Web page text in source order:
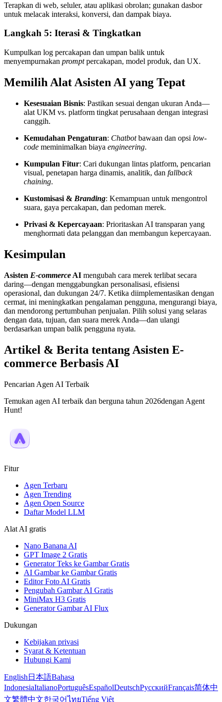
Terapkan di web, seluler, atau aplikasi obrolan; gunakan dasbor
untuk melacak interaksi, konversi, dan dampak biaya.
Langkah 5: Iterasi & Tingkatkan
Kumpulkan log percakapan dan umpan balik untuk
menyempurnakan promptpercakapan, model produk, dan UX.
Memilih Alat Asisten AI yang Tepat
Kesesuaian Bisnis: Pastikan sesuai dengan ukuran Anda—
alat UKM vs. platform tingkat perusahaan dengan integrasi
canggih.
Kemudahan Pengaturan: Chatbotbawaan dan opsi low-
code meminimalkan biaya engineering.
Kumpulan Fitur: Cari dukungan lintas platform, pencarian
visual, penetapan harga dinamis, analitik, dan fallback
chaining.
Kustomisasi & Branding: Kemampuan untuk mengontrol
suara, gaya percakapan, dan pedoman merek.
Privasi & Kepercayaan: Prioritaskan AI transparan yang
menghormati data pelanggan dan membangun kepercayaan.
Kesimpulan
Asisten E-commerce AI mengubah cara merek terlibat secara
daring—dengan menggabungkan personalisasi, efisiensi
operasional, dan dukungan 24/7. Ketika diimplementasikan dengan
cermat, ini meningkatkan pengalaman pengguna, mengurangi biaya,
dan mendorong pertumbuhan penjualan. Pilih solusi yang selaras
dengan data, tujuan, dan suara merek Anda—dan ulangi
berdasarkan umpan balik pengguna nyata.
Artikel & Berita tentang Asisten E-
commerce Berbasis AI
Pencarian Agen AI Terbaik
Temukan agen AI terbaik dan berguna tahun 2026dengan Agent
Hunt!
Fitur
Agen Terbaru
Agen Trending
Agen Open Source
Daftar Model LLM
Alat AI gratis
Nano Banana AI
GPT Image 2 Gratis
Generator Teks ke Gambar Gratis
AI Gambar ke Gambar Gratis
Editor Foto AI Gratis
Pengubah Gambar AI Gratis
MiniMax H3 Gratis
Generator Gambar AI Flux
Dukungan
Kebijakan privasi
Syarat & Ketentuan
Hubungi Kami
English 日本語Bahasa
IndonesiaItalianoPortuguêsEspañolDeutschРусскийFrançais简体中
文繁體中文한국어ไทยTiếng Việt